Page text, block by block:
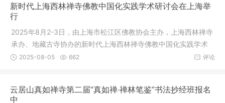
新时代上海西林禅寺佛教中国化实践学术研讨会在上海举
行
2025年8月2-3日，由上海市松江区佛教协会主办，上海西林禅寺
承办、地藏古寺协办的新时代上海西林禅寺佛教中国化实践学术
研讨会在
评论
2025-08-05 662
云居山真如禅寺第二届“真如禅·禅林笔鉴”书法抄经班报名
中